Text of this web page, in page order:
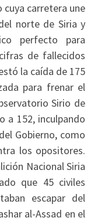
carretera une
norte de Siria y
perfecto para
de fallecidos
la caída de 175
para frenar el
Sirio de
a 152, inculpando
Gobierno, como
los opositores.
Nacional Siria
que 45 civiles
escapar del
al-Assad en el